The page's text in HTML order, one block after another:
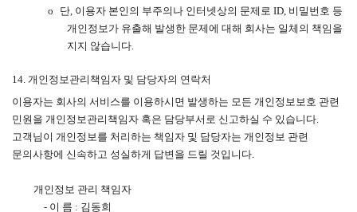
o
단 이용자 본인의 부주의나 인터넷상의 문제로 ID, 비밀번호 등
개인정보가 유출해 발생한 문제에 대해 회사는 일체의 책임을
지지 않습니다
14. 개인정보관리책임자 및 담당자의 연락처
이용자는 회사의 서비스를 이용하시면 발생하는 모든 개인정보보호 관련
민원을 개인정보관리책임자 혹은 담당부서로 신고하실 수 있습니다
고객님이 개인정보를 처리하는 책임자 및 담당자는 개인정보 관련
문의사항에 신속하고 성실하게 답변을 드릴 것입니다
개인정보 관리 책임자
- 이 름 : 김동희